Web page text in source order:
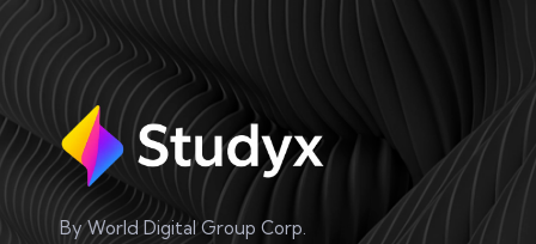
By World Digital Group Corp.